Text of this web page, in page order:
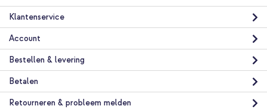
Klantenservice
Account
Bestellen & levering
Betalen
Retourneren & probleem melden